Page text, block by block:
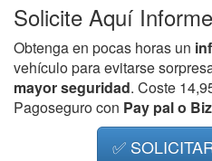
Solicite Aquí
Obtenga en pocas horas un
vehículo para evitarse
mayor seguridad. Coste
Pagoseguro con Pay pal o
✅